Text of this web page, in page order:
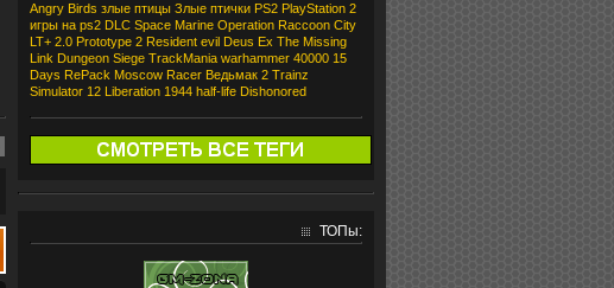
Angry Birds злые птицы Злые птички PS2 PlayStation 2
игры на ps2 DLC Space Marine Operation Raccoon City
LT+ 2.0 Prototype 2 Resident evil Deus Ex The Missing
Link Dungeon Siege TrackMania warhammer 40000 15
Days RePack Moscow Racer Ведьмак 2 Trainz
Simulator 12 Liberation 1944 half-life Dishonored
ТОПы: